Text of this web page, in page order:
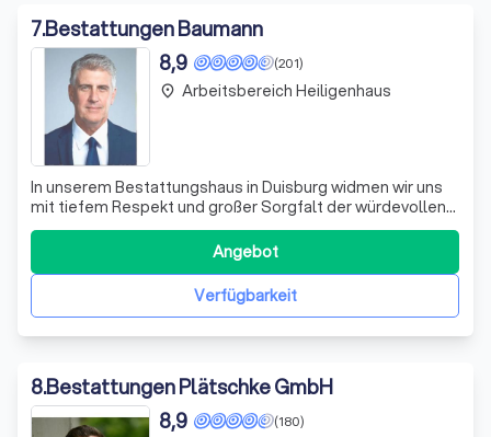
7.Bestattungen Baumann
(201)
8,9
In unserem Bestattungshaus in Duisburg widmen wir uns
mit tiefem Respekt und großer Sorgfalt der würdevollen
Verabschiedung Ihrer Liebsten. Wir verstehen, dass der
Abschied von einem geliebten Menschen eine sehr
persönliche Angelegenheit ist, und setzen alles daran,
diesen so einfühlsam und individu
Verfügbarkeit
Angebot
place Arbeitsbereich Heiligenhaus
8.Bestattungen Plätschke GmbH
(180)
8,9